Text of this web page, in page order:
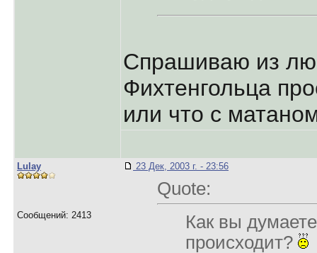
Спрашиваю из
Фихтенгольца
или что с
Lulay
Сообщений: 2413
23 Дек, 2003 г. - 23:56
Quote:
Как вы
происходит?